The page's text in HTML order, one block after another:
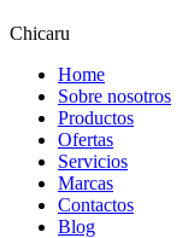
Chicaru
Home
Sobre nosotros
Productos
Ofertas
Servicios
Marcas
Contactos
Blog